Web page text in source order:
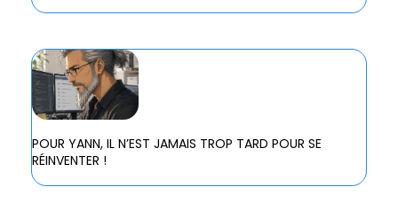
POUR YANN, IL N’EST JAMAIS TROP TARD POUR SE
RÉINVENTER !